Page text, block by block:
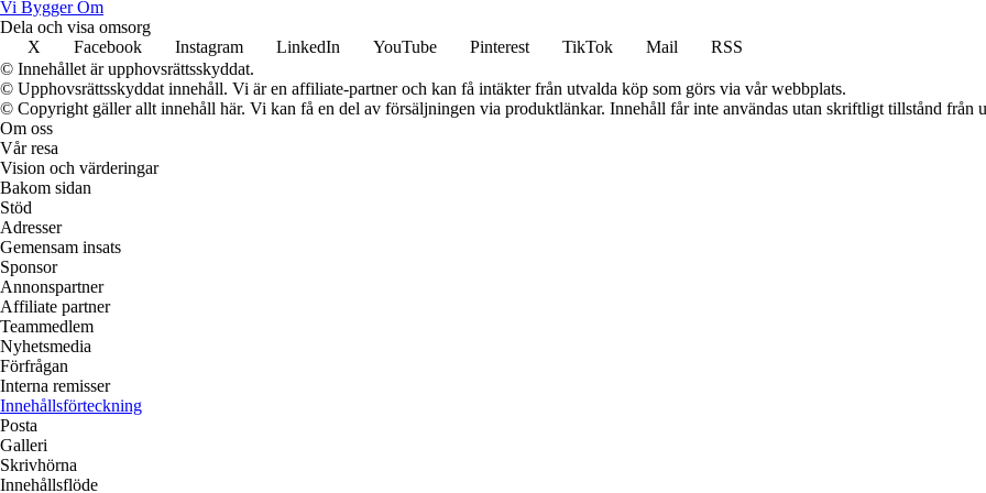
Vi Bygger Om
Dela och visa omsorg
X
Facebook Instagram LinkedIn YouTube Pinterest TikTok Mail
RSS
© Innehållet är upphovsrättsskyddat.
© Upphovsrättsskyddat innehåll. Vi är en affiliate-partner och kan få intäkter från utvalda köp som görs via vår webbplats.
© Copyright gäller allt innehåll här. Vi kan få en del av försäljningen via produktlänkar. Innehåll får inte användas utan skriftligt tillstånd från
Om oss
Vår resa
Vision och värderingar
Bakom sidan
Stöd
Adresser
Gemensam insats
Sponsor
Annonspartner
Affiliate partner
Teammedlem
Nyhetsmedia
Förfrågan
Interna remisser
Innehållsförteckning
Posta
Galleri
Skrivhörna
Innehållsflöde